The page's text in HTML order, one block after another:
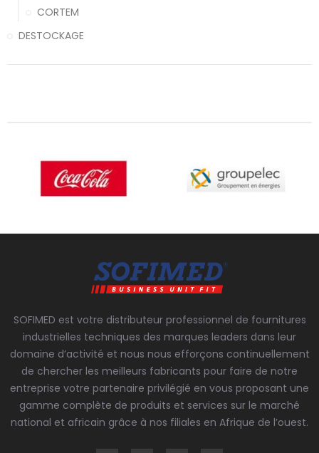
CORTEM
DESTOCKAGE
SOFIMED est votre distributeur professionnel de fournitures
industrielles techniques des marques leaders dans leur
domaine d’activité et nous nous efforçons continuellement
de chercher les meilleurs fabricants pour faire de notre
entreprise votre partenaire privilégié en vous proposant une
gamme complète de produits et services sur le marché
national et africain grâce à nos filiales en Afrique de l’ouest.